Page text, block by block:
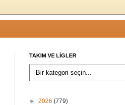
TAKIM VE LİGLER
► 2026 (779)